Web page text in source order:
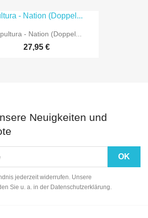
- Nation (Doppel...
27,95 €
Neuigkeiten und
jederzeit widerrufen. Unsere
Sie u. a. in der Datenschutzerklärung.